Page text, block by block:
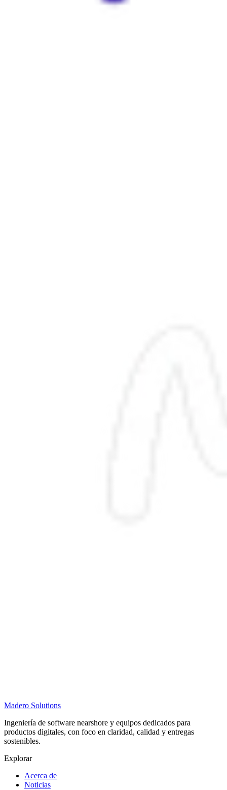
Madero Solutions
Ingeniería de software nearshore y equipos dedicados para
productos digitales, con foco en claridad, calidad y entregas
sostenibles.
Explorar
Acerca de
Noticias